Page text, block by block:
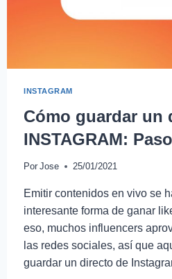
INSTAGRAM
Cómo guardar un
INSTAGRAM:
Por Jose 25/01/2021
Emitir contenidos en vivo se
interesante forma de ganar
eso, muchos influencers
las redes sociales, así que
guardar un directo de